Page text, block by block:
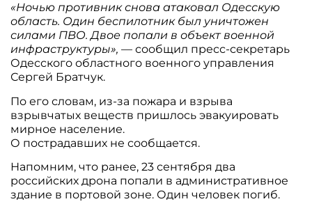
«Ночью противник снова атаковал Одесскую
область. Один беспилотник был уничтожен
силами ПВО. Двое попали в объект военной
инфраструктуры»,— сообщил пресс-секретарь
Одесского областного военного управления
Сергей Братчук.
По его словам, из-за пожара и взрыва
взрывчатых веществ пришлось эвакуировать
мирное население.
О пострадавших не сообщается.
Напомним, что ранее, 23 сентября два
российских дрона попали в административное
здание в портовой зоне. Один человек погиб.